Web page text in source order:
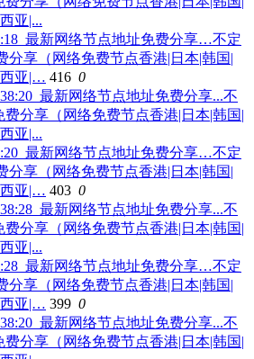
最新网络节点地址免费分享…不定
享（网络免费节点香港|日本|韩国|
西亚|… 416 0
最新网络节点地址免费分享…不定
享（网络免费节点香港|日本|韩国|
西亚|… 403 0
最新网络节点地址免费分享…不定
享（网络免费节点香港|日本|韩国|
西亚|… 399 0